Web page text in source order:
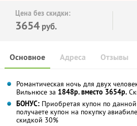
Цена без скидки:
3654 руб.
Основное Отзывы
Адреса
Романтическая ночь для двух
Вильнюсе за 1848р. вместо 3654р.
БОНУС: Приобретая купон по
получаете купон на покупку
скидкой 30%